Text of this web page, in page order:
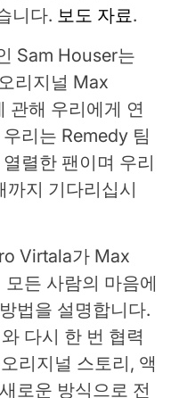
니다. 보도 자료.
Sam Houser는
리지널 Max
관해 우리에게 연
리는 Remedy 팀
렬한 팬이며 우리
까지 기다리십시
Virtala가 Max
든 사람의 마음에
법을 설명합니다.
다시 한 번 협력
리지널 스토리, 액
로운 방식으로 전